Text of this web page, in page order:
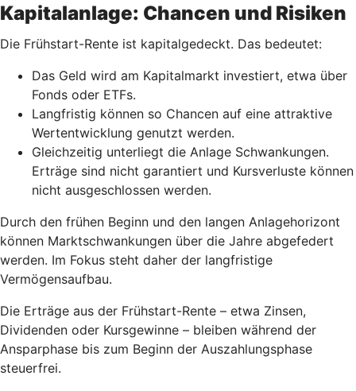
Kapitalanlage: Chancen und Risiken
Die Frühstart-Rente ist kapitalgedeckt. Das bedeutet:
Das Geld wird am Kapitalmarkt investiert, etwa über
Fonds oder ETFs.
Langfristig können so Chancen auf eine attraktive
Wertentwicklung genutzt werden.
Gleichzeitig unterliegt die Anlage Schwankungen.
Erträge sind nicht garantiert und Kursverluste können
nicht ausgeschlossen werden.
Durch den frühen Beginn und den langen Anlagehorizont
können Marktschwankungen über die Jahre abgefedert
werden. Im Fokus steht daher der langfristige
Vermögensaufbau.
Die Erträge aus der Frühstart-Rente – etwa Zinsen,
Dividenden oder Kursgewinne – bleiben während der
Ansparphase bis zum Beginn der Auszahlungsphase
steuerfrei.